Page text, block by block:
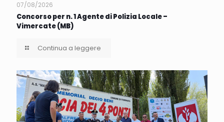
07/08/2026
Concorso per n. 1 Agente di Polizia Locale –
Vimercate (MB)
Continua a leggere